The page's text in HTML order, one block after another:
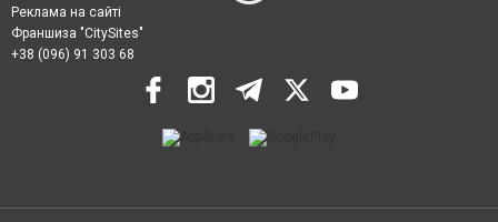
Реклама на сайті
Франшиза "CitySites"
+38 (096) 91 303 68